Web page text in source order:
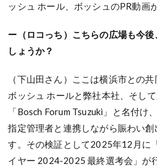
ッシュ ホール、ボッシュのPR動画
ー（ロコっち）こちらの広場も今
しょうか？
（下山田さん）ここは横浜市との
ボッシュ ホールと弊社本社、そし
「Bosch Forum Tsuzuki」と名付け
指定管理者と連携しながら賑わい
す。その検証として2025年12月に
イヤー 2024-2025 最終選考会」が